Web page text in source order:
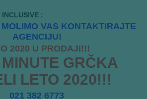
:
VAS KONTAKTIRAJTE
AGENCIJU!
2020 U PRODAJI!!!
GRČKA
LETO 2020!!!
021 382 6773